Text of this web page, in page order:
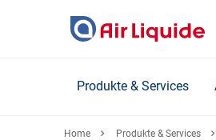
Produkte & Services
Home Produkte & Services